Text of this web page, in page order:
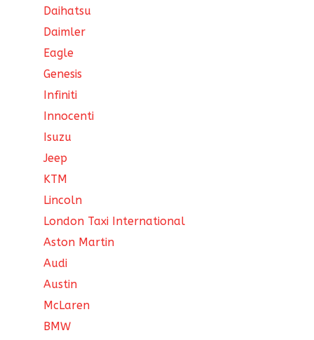
Daihatsu
Daimler
Eagle
Genesis
Infiniti
Innocenti
Isuzu
Jeep
KTM
Lincoln
London Taxi International
Aston Martin
Audi
Austin
McLaren
BMW